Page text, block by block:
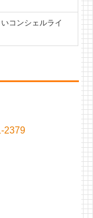
コンシェルライ
2379